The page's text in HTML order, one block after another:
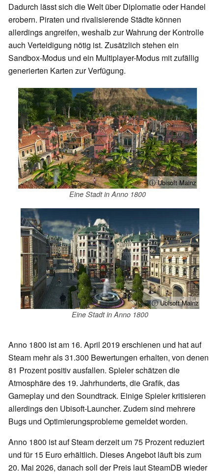
Dadurch lässt sich die Welt über Diplomatie oder Handel
erobern. Piraten und rivalisierende Städte können
allerdings angreifen, weshalb zur Wahrung der Kontrolle
auch Verteidigung nötig ist. Zusätzlich stehen ein
Sandbox-Modus und ein Multiplayer-Modus mit zufällig
generierten Karten zur Verfügung.
ⓘ Ubisoft Mainz
Eine Stadt in Anno 1800
ⓘ Ubisoft Mainz
Eine Stadt in Anno 1800
Anno 1800 ist am 16. April 2019 erschienen und hat auf
Steam mehr als 31.300 Bewertungen erhalten, von denen
81 Prozent positiv ausfallen. Spieler schätzen die
Atmosphäre des 19. Jahrhunderts, die Grafik, das
Gameplay und den Soundtrack. Einige Spieler kritisieren
allerdings den Ubisoft-Launcher. Zudem sind mehrere
Bugs und Optimierungsprobleme gemeldet worden.
Anno 1800 ist auf Steam derzeit um 75 Prozent reduziert
und für 15 Euro erhältlich. Dieses Angebot läuft bis zum
20. Mai 2026, danach soll der Preis laut SteamDB wieder